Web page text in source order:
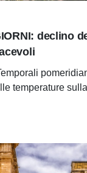
declino
temperature